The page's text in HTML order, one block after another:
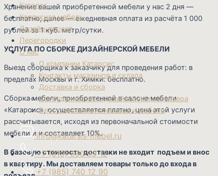
Каталог
Корпусная мебель
Дизайн-проект
Перегородки
О нас
О компании Катарсис
Контакты магазинов и склада
Доставка и сборка
Сотрудничество с дизайнерами интерьера
Блог о дизайне интерьера и мебели
info@katarsis-mebel.ru
+7 (919) 990 99 12
+7 (985) 740 12 90
Хранение вашей приобретенной мебели у нас 2 дня —
бесплатно; далее — ежедневная оплата из расчёта 1 000
рублей за 1 куб. метр/сутки.
УСЛУГА ПО СБОРКЕ ДИЗАЙНЕРСКОЙ МЕБЕЛИ
Выезд сборщика к заказчику для проведения работ: в
пределах Москвы и г. Химки: бесплатно.
Сборка мебели, приобретенной в салоне мебели
«Катарсис», осуществляется платно, цена этой услуги
рассчитывается, исходя из первоначальной стоимости
мебели и и составляет 10%.
В базовую стоимость доставки не входит подъем и внос
в квартиру. Мы доставляем товары только до входа в